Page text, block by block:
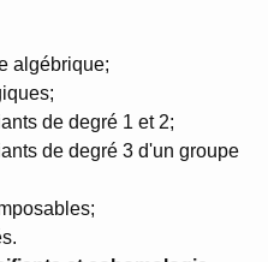
algébrique;
de degré 1 et 2;
de degré 3 d'un groupe